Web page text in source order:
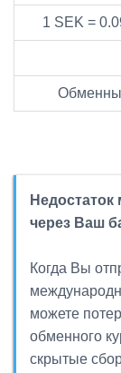
1 SEK =
через Ваш
Когда Вы
можете
обменного
скрытые